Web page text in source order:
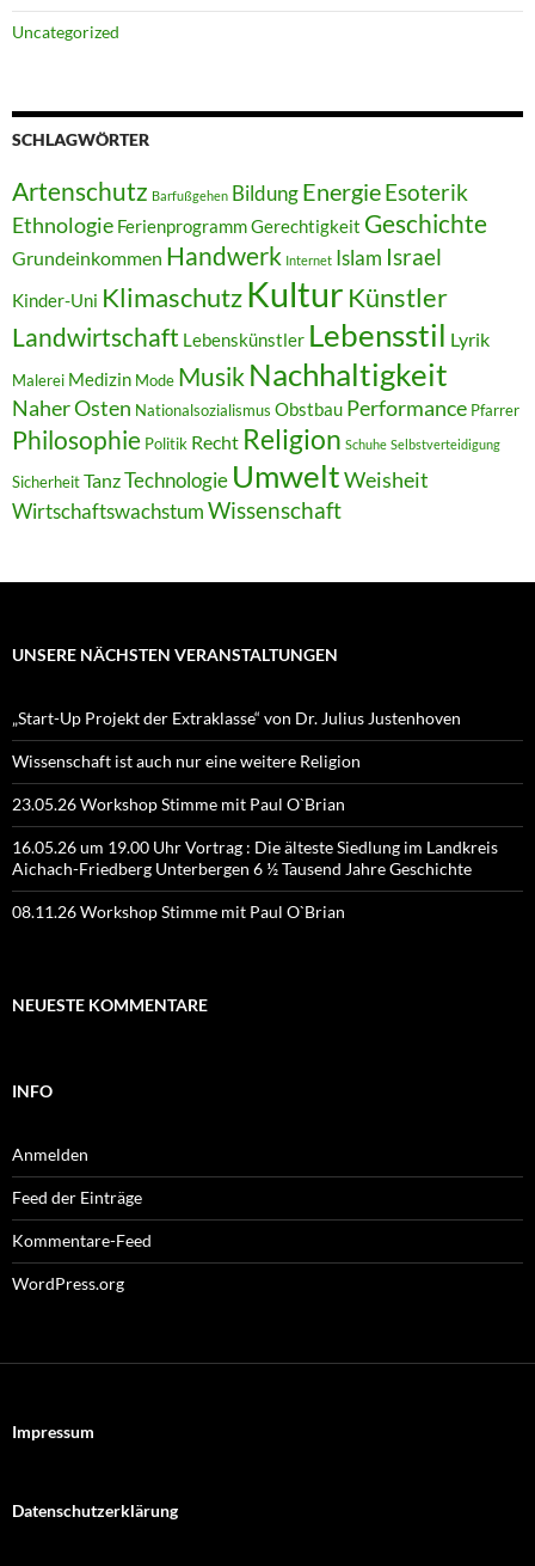
Uncategorized
SCHLAGWÖRTER
Artenschutz Barfußgehen BildungEnergieEsoterik
Ethnologie FerienprogrammGerechtigkeit Geschichte
Grundeinkommen Handwerk Internet Islam Israel
Kinder-Uni KlimaschutzKultur Künstler
Landwirtschaft Lebenskünstler Lebensstil Lyrik
Malerei Medizin Mode MusikNachhaltigkeit
Naher Osten Nationalsozialismus Obstbau Performance Pfarrer
Philosophie Politik Recht Religion Schuhe Selbstverteidigung
SicherheitTanzTechnologie UmweltWeisheit
WirtschaftswachstumWissenschaft
UNSERE NÄCHSTEN VERANSTALTUNGEN
„Start-Up Projekt der Extraklasse“ von Dr. Julius Justenhoven
Wissenschaft ist auch nur eine weitere Religion
23.05.26 Workshop Stimme mit Paul O`Brian
16.05.26 um 19.00 Uhr Vortrag : Die älteste Siedlung im Landkreis
Aichach-Friedberg Unterbergen 6 ½ Tausend Jahre Geschichte
08.11.26 Workshop Stimme mit Paul O`Brian
NEUESTE KOMMENTARE
INFO
Anmelden
Feed der Einträge
Kommentare-Feed
WordPress.org
Impressum
Datenschutzerklärung